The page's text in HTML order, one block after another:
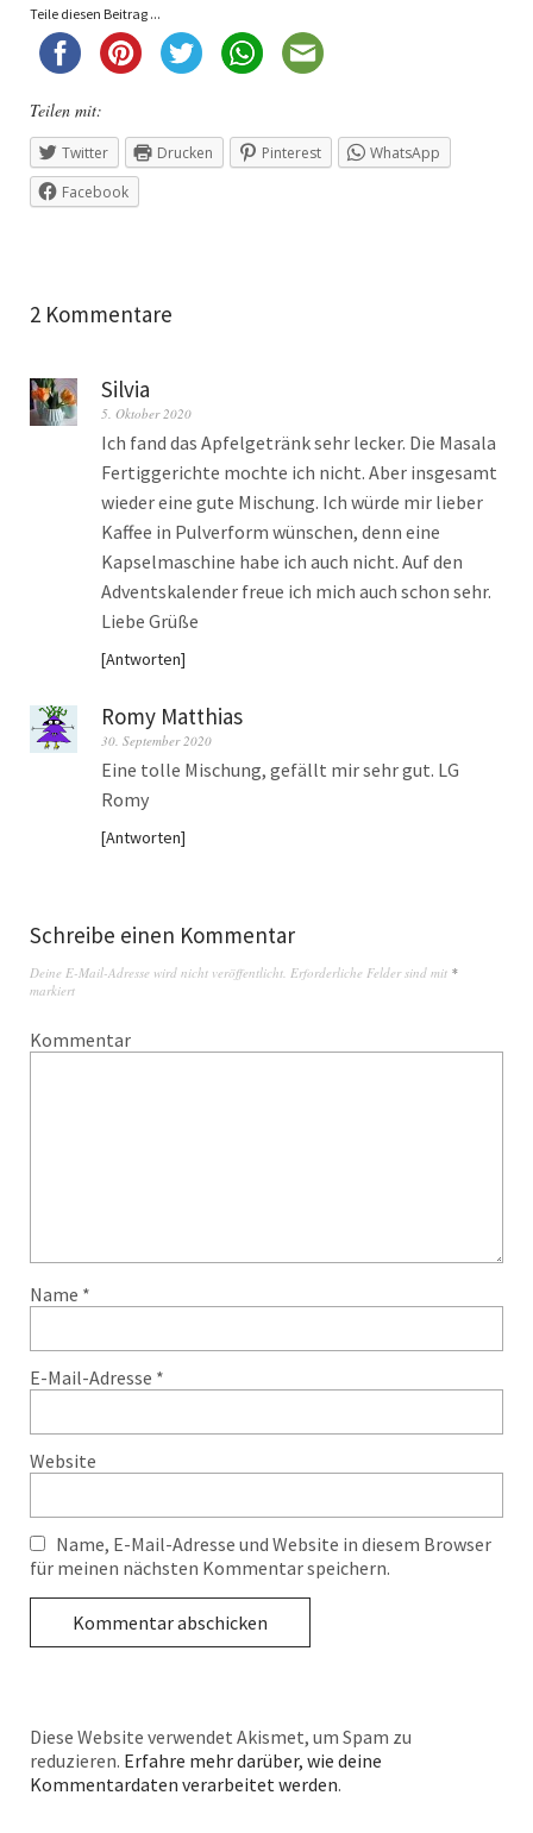
Teile diesen Beitrag ...
Teilen mit:
Twitter Drucken Pinterest
WhatsApp
Facebook
2 Kommentare
Silvia
5. Oktober 2020
Ich fand das Apfelgetränk sehr lecker. Die Masala
Fertiggerichte mochte ich nicht. Aber insgesamt
wieder eine gute Mischung. Ich würde mir lieber
Kaffee in Pulverform wünschen, denn eine
Kapselmaschine habe ich auch nicht. Auf den
Adventskalender freue ich mich auch schon sehr.
Liebe Grüße
Antworten
Romy Matthias
30. September 2020
Eine tolle Mischung, gefällt mir sehr gut. LG
Romy
Antworten
Schreibe einen Kommentar
Deine E-Mail-Adresse wird nicht veröffentlicht. Erforderliche Felder sind mit *
markiert
Kommentar
Name *
E-Mail-Adresse *
Website
Name, E-Mail-Adresse und Website in diesem Browser
für meinen nächsten Kommentar speichern.
Diese Website verwendet Akismet, um Spam zu
reduzieren. Erfahre mehr darüber, wie deine
Kommentardaten verarbeitet werden.